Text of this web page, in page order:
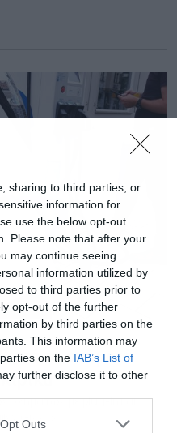
sharing to third parties, or
information for
use the below opt-out
Please note that after your
may continue seeing
information utilized by
to third parties prior to
opt-out of the further
by third parties on the
This information may
on the IAB’s List of
further disclose it to other
Outs
τα οχήματά
οχημάτων με plug-in και
Greece